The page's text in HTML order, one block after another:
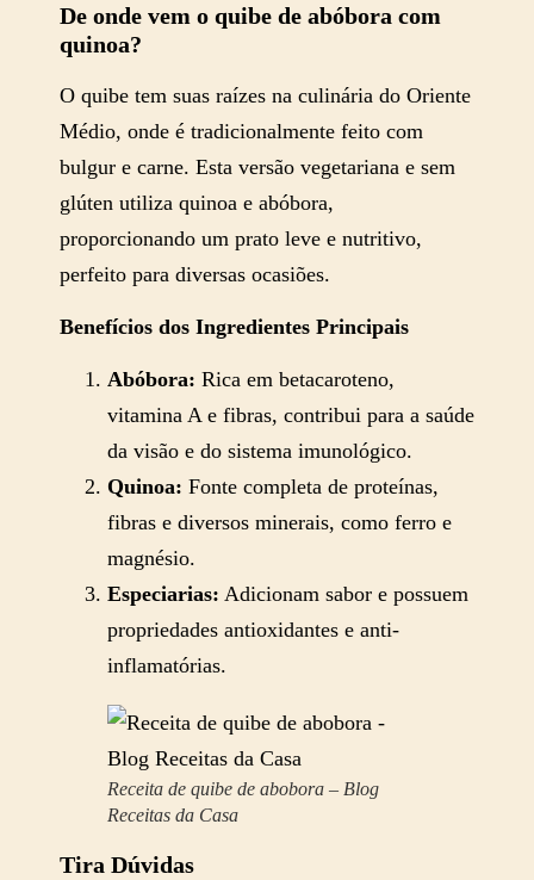
De onde vem o quibe de abóbora com
quinoa?
O quibe tem suas raízes na culinária do Oriente
Médio, onde é tradicionalmente feito com
bulgur e carne. Esta versão vegetariana e sem
glúten utiliza quinoa e abóbora,
proporcionando um prato leve e nutritivo,
perfeito para diversas ocasiões.
Benefícios dos Ingredientes Principais
Abóbora: Rica em betacaroteno,
vitamina A e fibras, contribui para a saúde
da visão e do sistema imunológico.
Quinoa: Fonte completa de proteínas,
fibras e diversos minerais, como ferro e
magnésio.
Especiarias: Adicionam sabor e possuem
propriedades antioxidantes e anti-
inflamatórias.
Receita de quibe de abobora – Blog
Receitas da Casa
Tira Dúvidas